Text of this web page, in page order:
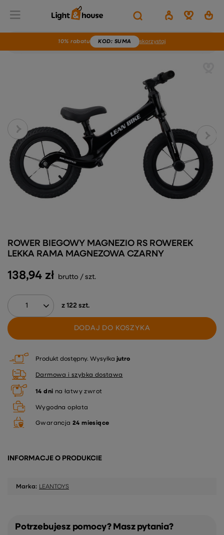
10% rabatu KOD: SUMA skorzystaj
138,94 zł brutto / szt.
z 122 szt.
DODAJ DO KOSZYKA
ROWER BIEGOWY MAGNEZIO RS ROWEREK
LEKKA RAMA MAGNEZOWA CZARNY
Produkt dostępny Wysyłka jutro
Darmowa i szybka dostawa
14 dni na łatwy zwrot
Wygodna opłata
Gwarancja 24 miesiące
INFORMACJE O PRODUKCIE
Marka: LEANTOYS
Potrzebujesz pomocy? Masz pytania?